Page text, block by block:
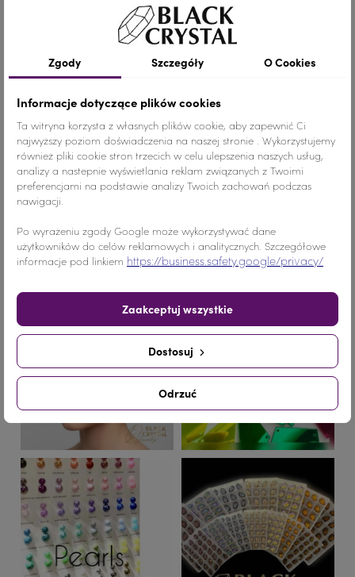
Zgody Szczegóły O Cookies
Informacje dotyczące plików cookies
Ta witryna korzysta z własnych plików cookie, aby zapewnić Ci
najwyższy poziom doświadczenia na naszej stronie . Wykorzystujemy
również pliki cookie stron trzecich w celu ulepszenia naszych usług,
analizy a nastepnie wyświetlania reklam związanych z Twoimi
preferencjami na podstawie analizy Twoich zachowań podczas
nawigacji.
Po wyrażeniu zgody Google może wykorzystywać dane
użytkowników do celów reklamowych i analitycznych. Szczegółowe
informacje pod linkiem https://business.safety.google/privacy/
Odrzuć
Dostosuj
Zaakceptuj wszystkie